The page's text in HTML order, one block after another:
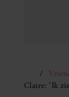
Claire: ‘Ik